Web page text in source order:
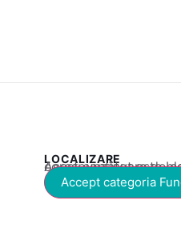
LOCALIZARE
Acest conținut este blocat până când acceptați categoria
Accept categoria